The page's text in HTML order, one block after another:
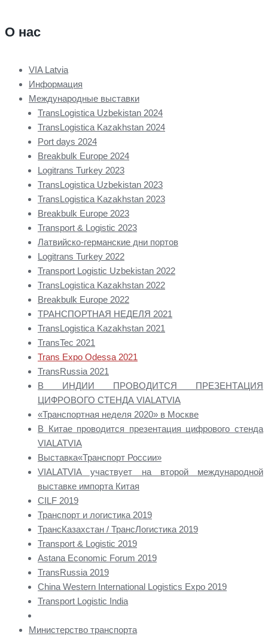
О нас
VIA Latvia
Информация
Международные выставки
TransLogistica Uzbekistan 2024
TransLogistica Kazakhstan 2024
Port days 2024
Breakbulk Europe 2024
Logitrans Turkey 2023
TransLogistica Uzbekistan 2023
TransLogistica Kazakhstan 2023
Breakbulk Europe 2023
Transport & Logistic 2023
Латвийско-германские дни портов
Logitrans Turkey 2022
Transport Logistic Uzbekistan 2022
TransLogistica Kazakhstan 2022
Breakbulk Europe 2022
ТРАНСПОРТНАЯ НЕДЕЛЯ 2021
TransLogistica Kazakhstan 2021
TransTec 2021
Trans Expo Odessa 2021
TransRussia 2021
В ИНДИИ ПРОВОДИТСЯ ПРЕЗЕНТАЦИЯ
ЦИФРОВОГО СТЕНДА VIALATVIA
«Транспортная неделя 2020» в Москве
В Китае проводится презентация цифрового стенда
VIALATVIA
Bыставка«Транспорт России»
VIALATVIA участвует на второй международной
выставке импорта Китая
CILF 2019
Транспорт и логистика 2019
ТрансКазахстан / ТрансЛогистика 2019
Transport & Logistic 2019
Astana Economic Forum 2019
TransRussia 2019
China Western International Logistics Expo 2019
Transport Logistic India
Министерство транспорта